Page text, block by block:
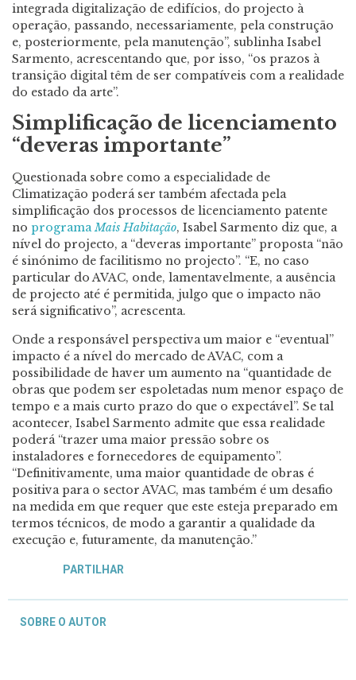
integrada digitalização de edifícios, do projecto à
operação, passando, necessariamente, pela construção
e, posteriormente, pela manutenção”, sublinha Isabel
Sarmento, acrescentando que, por isso, “os prazos à
transição digital têm de ser compatíveis com a realidade
do estado da arte”.
Simplificação de licenciamento
“deveras importante”
Questionada sobre como a especialidade de
Climatização poderá ser também afectada pela
simplificação dos processos de licenciamento patente
no programaMais Habitação, Isabel Sarmento diz que, a
nível do projecto, a “deveras importante” proposta “não
é sinónimo de facilitismo no projecto”. “E, no caso
particular do AVAC, onde, lamentavelmente, a ausência
de projecto até é permitida, julgo que o impacto não
será significativo”, acrescenta.
Onde a responsável perspectiva um maior e “eventual”
impacto é a nível do mercado de AVAC, com a
possibilidade de haver um aumento na “quantidade de
obras que podem ser espoletadas num menor espaço de
tempo e a mais curto prazo do que o expectável”. Se tal
acontecer, Isabel Sarmento admite que essa realidade
poderá “trazer uma maior pressão sobre os
instaladores e fornecedores de equipamento”.
“Definitivamente, uma maior quantidade de obras é
positiva para o sector AVAC, mas também é um desafio
na medida em que requer que este esteja preparado em
termos técnicos, de modo a garantir a qualidade da
execução e, futuramente, da manutenção.”
PARTILHAR
SOBRE O AUTOR